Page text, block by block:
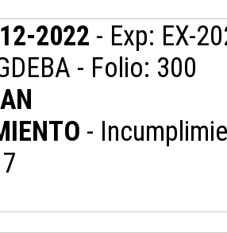
2022 - Exp: EX-
- Folio: 300
-